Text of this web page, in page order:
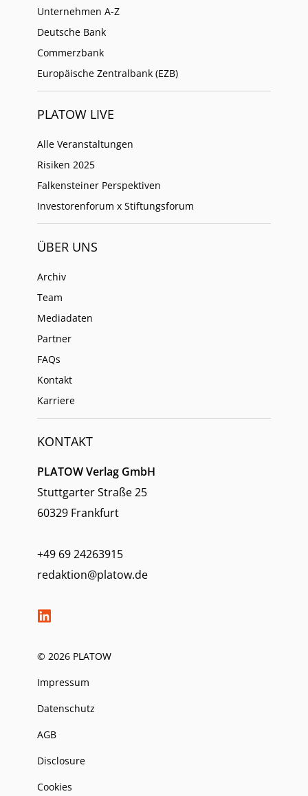
Unternehmen A-Z
Deutsche Bank
Commerzbank
Europäische Zentralbank (EZB)
PLATOW LIVE
Alle Veranstaltungen
Risiken 2025
Falkensteiner Perspektiven
Investorenforum x Stiftungsforum
ÜBER UNS
Archiv
Team
Mediadaten
Partner
FAQs
Kontakt
Karriere
KONTAKT
PLATOW Verlag GmbH
Stuttgarter Straße 25
60329 Frankfurt
+49 69 24263915
redaktion@platow.de
© 2026 PLATOW
Impressum
Datenschutz
AGB
Disclosure
Cookies